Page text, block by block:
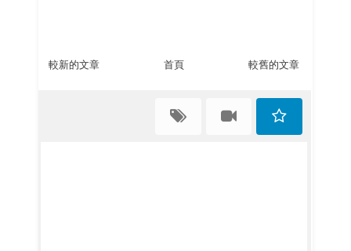
較新的文章 較舊的文章
首頁